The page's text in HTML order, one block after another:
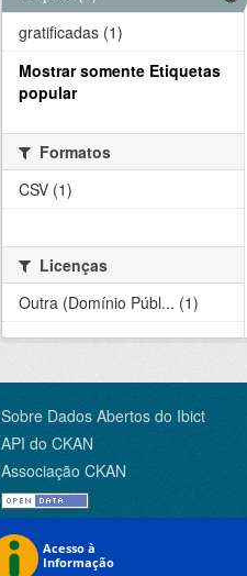
gratificadas (1)
Mostrar somente Etiquetas
popular
Formatos
CSV (1)
Licenças
Outra (Domínio Públ... (1)
Sobre Dados Abertos do Ibict
API do CKAN
Associação CKAN